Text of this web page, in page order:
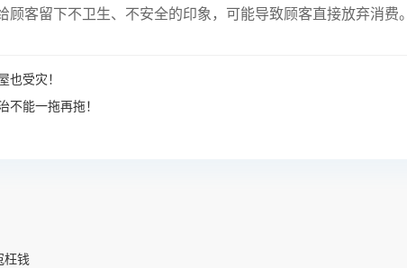
顾客留下不卫生、不安全的印象， 可能导致顾客直接放弃消费。
受灾！
能一拖再拖！
枉钱